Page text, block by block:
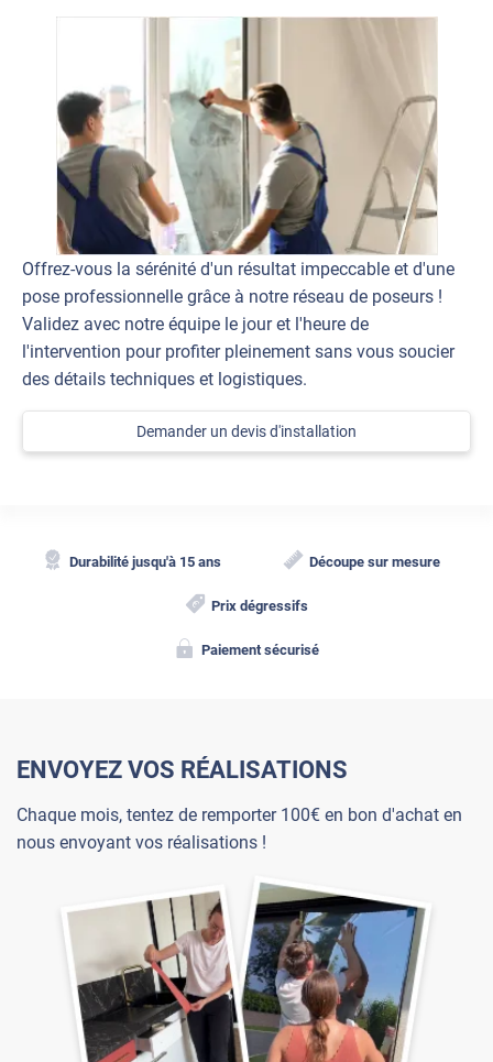
Offrez-vous la sérénité d'un résultat impeccable et d'une
pose professionnelle grâce à notre réseau de poseurs !
Validez avec notre équipe le jour et l'heure de
l'intervention pour profiter pleinement sans vous soucier
des détails techniques et logistiques.
Demander un devis d'installation
Durabilité jusqu'à 15 ans Découpe sur mesure
Prix dégressifs
Paiement sécurisé
ENVOYEZ VOS RÉALISATIONS
Chaque mois, tentez de remporter 100€ en bon d'achat en
nous envoyant vos réalisations !